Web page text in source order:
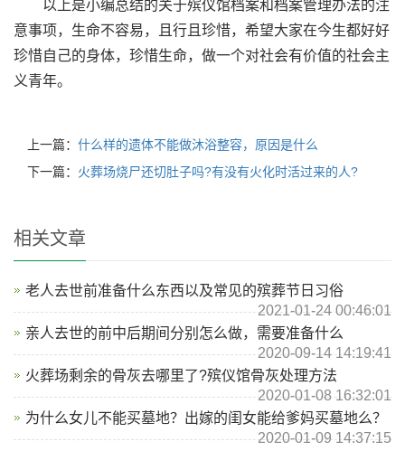
以上是小编总结的关于殡仪馆档案和档案管理办法的注
意事项，生命不容易，且行且珍惜，希望大家在今生都好好
珍惜自己的身体，珍惜生命，做一个对社会有价值的社会主
义青年。
上一篇： 什么样的遗体不能做沐浴整容，原因是什么
下一篇： 火葬场烧尸还切肚子吗?有没有火化时活过来的人?
相关文章
老人去世前准备什么东西以及常见的殡葬节日习俗
2021-01-24 00:46:01
亲人去世的前中后期间分别怎么做，需要准备什么
2020-09-14 14:19:41
火葬场剩余的骨灰去哪里了?殡仪馆骨灰处理方法
2020-01-08 16:32:01
为什么女儿不能买墓地？出嫁的闺女能给爹妈买墓地么？
2020-01-09 14:37:15